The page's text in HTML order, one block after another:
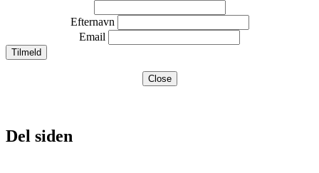
Efternavn
Email
Close
Del siden